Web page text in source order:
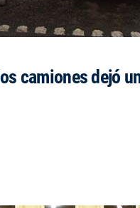
camiones dejó